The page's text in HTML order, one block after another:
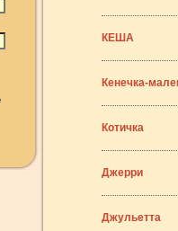
КЕША
Кенечка-
Котичка
Джерри
Джульетта